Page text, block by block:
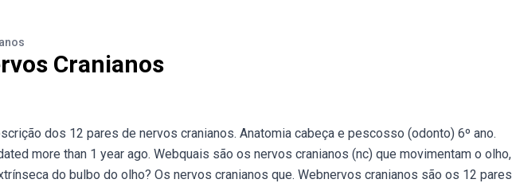
Cranianos
dos 12 pares de nervos cranianos. Anatomia cabeça e pescosso (odonto) 6º ano.
more than 1 year ago. Webquais são os nervos cranianos (nc) que movimentam o olho,
do bulbo do olho? Os nervos cranianos que. Webnervos cranianos são os 12 pares